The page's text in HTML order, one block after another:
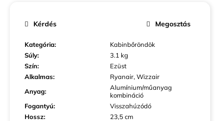
Kategória:
Kabinbőröndök
Súly:
3.1 kg
Szín:
Ezüst
Alkalmas:
Ryanair, Wizzair
Anyag:
Alumínium/műanyag
kombináció
Fogantyú:
Visszahúzódó
Hossz:
23,5 cm
Kérdés Megosztás